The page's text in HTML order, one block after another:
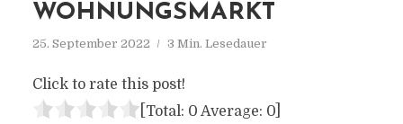
WOHNUNGSMARKT
25. September 2022 3 Min. Lesedauer
Click to rate this post!
[Total: 0 Average: 0]